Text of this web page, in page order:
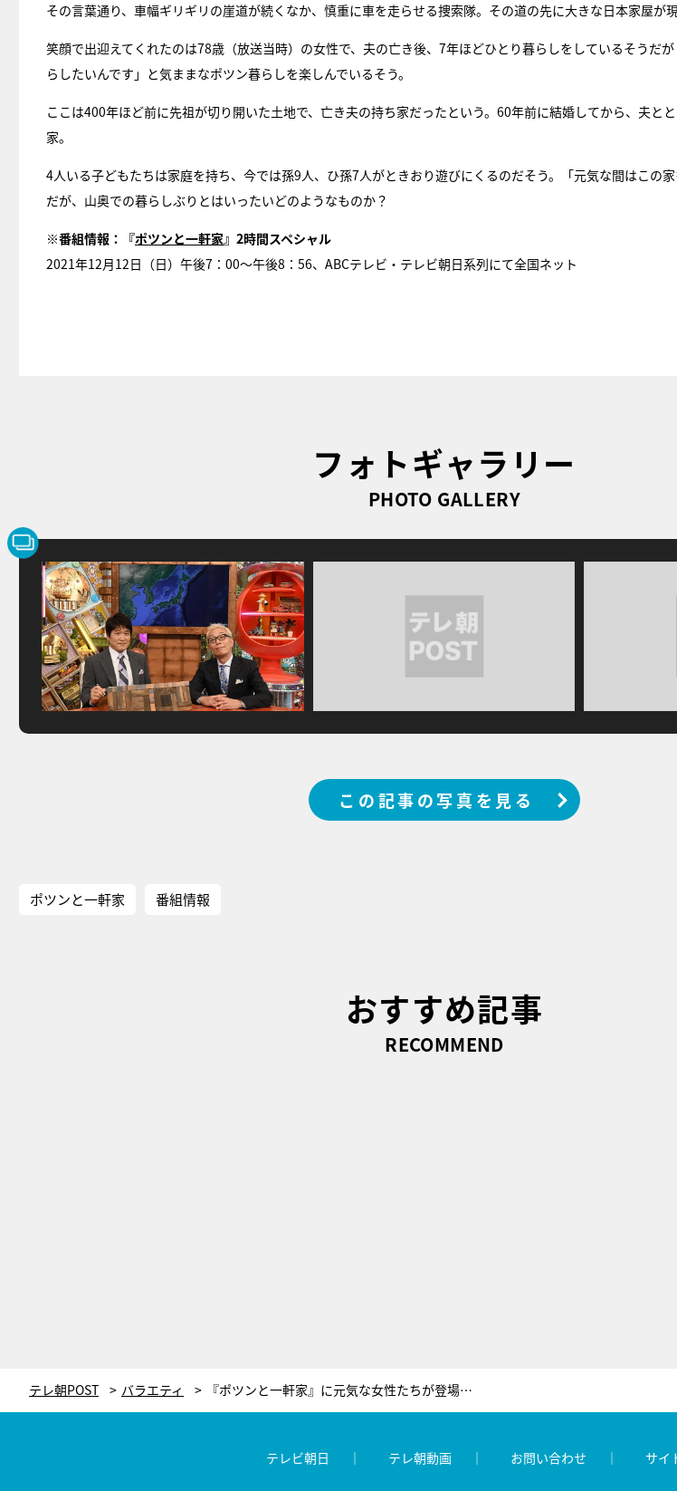
その言葉通り、車幅ギリギリの崖道が続くなか、慎重に車を走らせる捜索隊。その道の先に大きな日本家屋が
笑顔で出迎えてくれたのは78歳（放送当時）の女性で、夫の亡き後、7年ほどひとり暮らしをしているそうだ
らしたいんです」と気ままなポツン暮らしを楽しんでいるそう。
ここは400年ほど前に先祖が切り開いた土地で、亡き夫の持ち家だったという。60年前に結婚してから、夫と
家。
4人いる子どもたちは家庭を持ち、今では孫9人、ひ孫7人がときおり遊びにくるのだそう。「元気な間はこの
だが、山奥での暮らしぶりとはいったいどのようなものか？
※番組情報：『ポツンと一軒家』2時間スペシャル
2021年12月12日（日）午後7：00～午後8：56、ABCテレビ・テレビ朝日系列にて全国ネット
フォトギャラリー
PHOTO GALLERY
この記事の写真を見る
ポツンと一軒家 番組情報
おすすめ記事
RECOMMEND
テレ朝POST バラエティ 『ポツンと一軒家』に元気な女性たちが登場！亡き夫と暮らした家を守りたい…78歳女性の笑顔
テレビ朝日 テレ朝動画 お問い合わせ サイ